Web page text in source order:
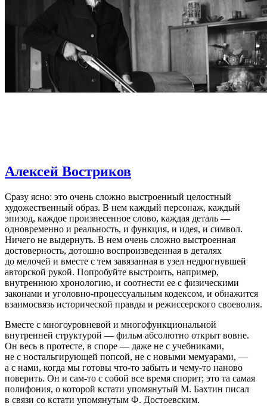
Алексей Востриков
Cразу ясно: это очень сложно выстроенный целостный
художественный образ. В нем каждый персонаж, каждый
эпизод, каждое произнесенное слово, каждая деталь —
одновременно и реальность, и функция, и идея, и символ.
Ничего не выдернуть. В нем очень сложно выстроенная
достоверность, дотошно воспроизведенная в деталях
до мелочей и вместе с тем завязанная в узел недрогнувшей
авторской рукой. Попробуйте выстроить, например,
внутреннюю хронологию, и соотнести ее с физическими
законами и уголовно-процессуальным кодексом, и обнажится
взаимосвязь исторической правды и режиссерского своеволия.
Вместе с многоуровневой и многофункциональной
внутренней структурой — фильм абсолютно открыт вовне.
Он весь в протесте, в споре — даже не с учебниками,
не с ностальгирующей попсой, не с новыми мемуарами, —
а с нами, когда мы готовы что-то забыть и чему-то наново
поверить. Он и сам-то с собой все время спорит; это та самая
полифония, о которой кстати упомянутый М. Бахтин писал
в связи со кстати упомянутым Ф. Достоевским.